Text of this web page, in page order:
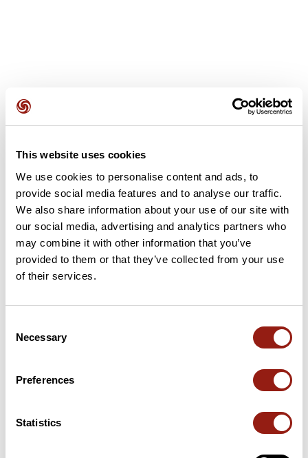
This website uses cookies
We use cookies to personalise content and ads, to
provide social media features and to analyse our traffic.
We also share information about your use of our site with
our social media, advertising and analytics partners who
may combine it with other information that you’ve
provided to them or that they’ve collected from your use
of their services.
Selection
Necessary
Preferences
Statistics
Soyez le premier à ajouter un avis !
Ajouter un avis
Résumé
Dernière modification de la fiche parcours: 10 septembre 2014 à
13:28:08.